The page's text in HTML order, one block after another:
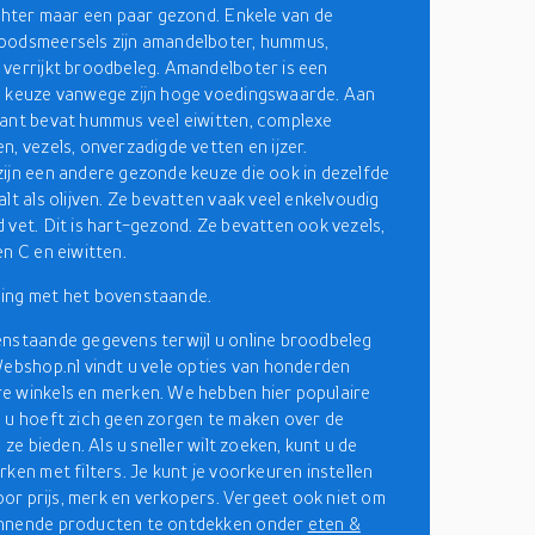
maar een paar gezond. Enkele van de
zijn amandelboter, hummus,
broodbeleg. Amandelboter is een
vanwege zijn hoge voedingswaarde. Aan
bevat hummus veel eiwitten, complexe
vezels, onverzadigde vetten en ijzer.
een andere gezonde keuze die ook in dezelfde
als olijven. Ze bevatten vaak veel enkelvoudig
vet. Dit is hart-gezond. Ze bevatten ook vezels,
C en eiwitten.
met het bovenstaande.
gegevens terwijl u online broodbeleg
vindt u vele opties van honderden
winkels en merken. We hebben hier populaire
u hoeft zich geen zorgen te maken over de
bieden. Als u sneller wilt zoeken, kunt u de
met filters. Je kunt je voorkeuren instellen
prijs, merk en verkopers. Vergeet ook niet om
producten te ontdekken onder eten &